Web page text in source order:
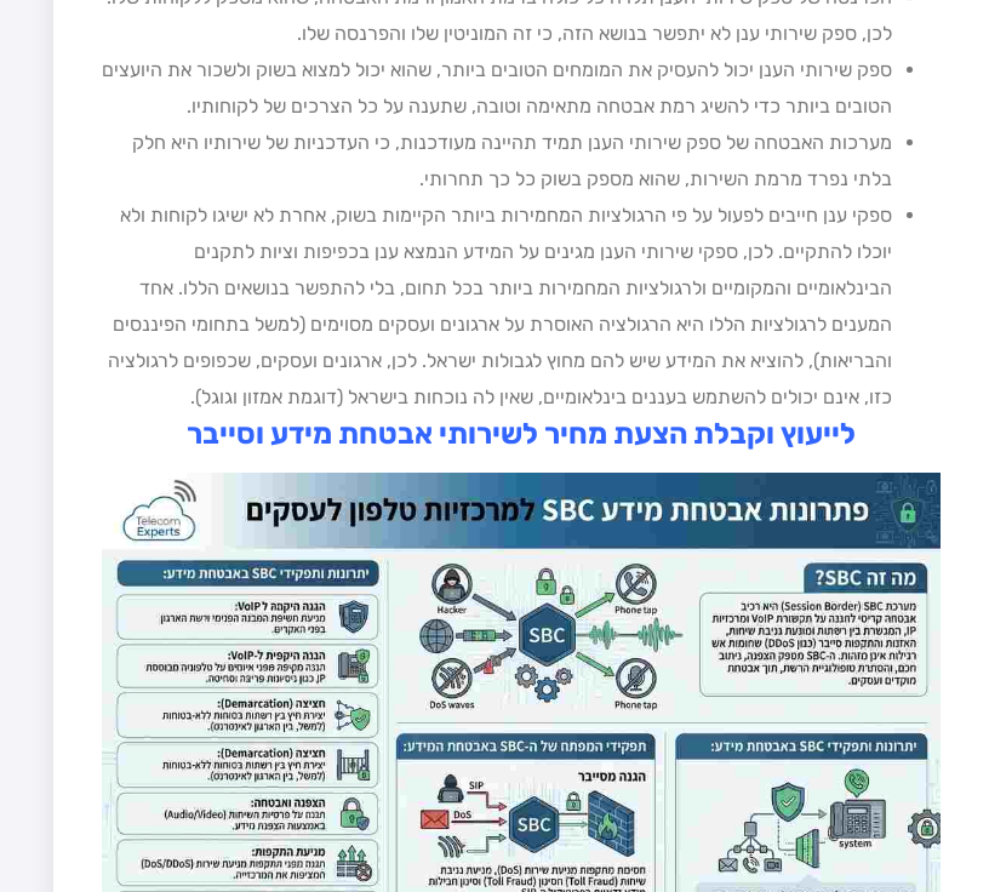
לכן, ספק שירותי ענן לא יתפשר בנושא הזה, כי זה המוניטין שלו והפרנסה שלו.
ספק שירותי הענן יכול להעסיק את המומחים הטובים ביותר, שהוא יכול למצוא בשוק ולשכור את היועצים
הטובים ביותר כדי להשיג רמת אבטחה מתאימה וטובה, שתענה על כל הצרכים של לקוחותיו.
מערכות האבטחה של ספק שירותי הענן תמיד תהיינה מעודכנות, כי העדכניות של שירותיו היא חלק
בלתי נפרד מרמת השירות, שהוא מספק בשוק כל כך תחרותי.
ספקי ענן חייבים לפעול על פי הרגולציות המחמירות ביותר הקיימות בשוק, אחרת לא ישיגו לקוחות ולא
יוכלו להתקיים. לכן, ספקי שירותי הענן מגינים על המידע הנמצא ענן בכפיפות וציות לתקנים
הבינלאומיים והמקומיים ולרגולציות המחמירות ביותר בכל תחום, בלי להתפשר בנושאים הללו. אחד
המענים לרגולציות הללו היא הרגולציה האוסרת על ארגונים ועסקים מסוימים (למשל בתחומי הפיננסים
והבריאות), להוציא את המידע שיש להם מחוץ לגבולות ישראל. לכן, ארגונים ועסקים, שכפופים לרגולציה
כזו, אינם יכולים להשתמש בעננים בינלאומיים, שאין לה נוכחות בישראל (דוגמת אמזון וגוגל).
לייעוץ וקבלת הצעת מחיר לשירותי אבטחת מידע וסייבר